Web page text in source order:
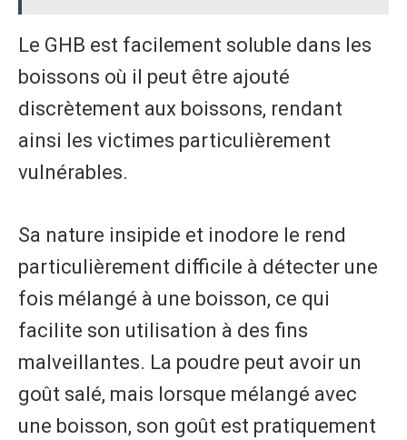
Le GHB est facilement soluble dans les
boissons où il peut être ajouté
discrètement aux boissons, rendant
ainsi les victimes particulièrement
vulnérables.
Sa nature insipide et inodore le rend
particulièrement difficile à détecter une
fois mélangé à une boisson, ce qui
facilite son utilisation à des fins
malveillantes. La poudre peut avoir un
goût salé, mais lorsque mélangé avec
une boisson, son goût est pratiquement